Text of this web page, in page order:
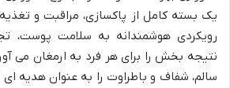
یک بسته کامل از پاکسازی، مراقبت و
رویکردی هوشمندانه به سلامت
نتیجه بخش را برای هر فرد به ارمغان می
سالم، شفاف و باطراوت را به عنوان هدیه